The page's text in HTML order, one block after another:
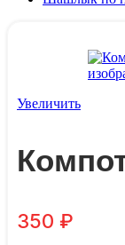
Увеличить
350 ₽